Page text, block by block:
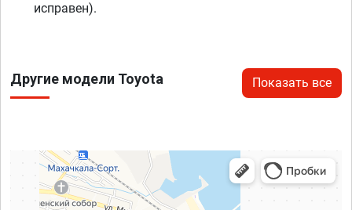
исправен).
Другие модели Toyota Показать все